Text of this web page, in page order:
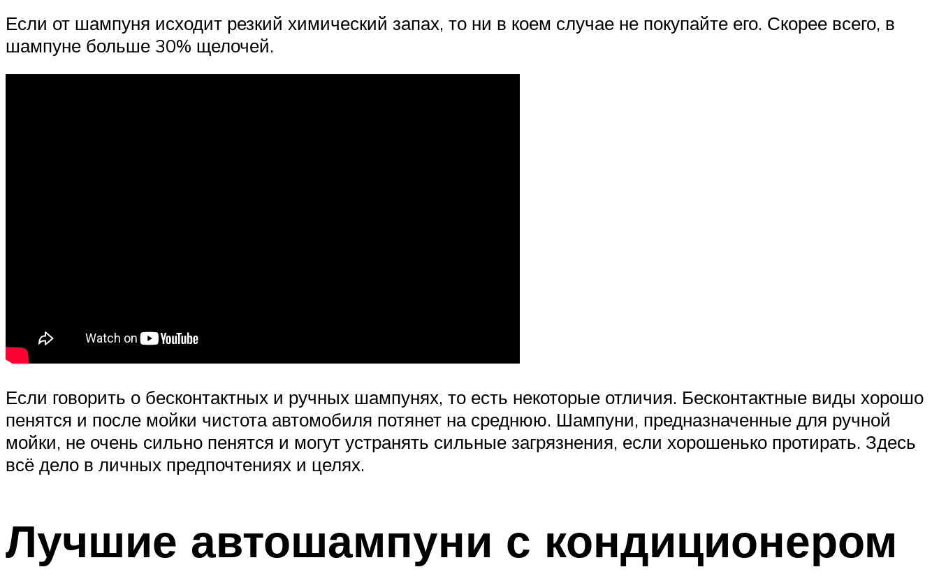
Если от шампуня исходит резкий химический запах, то ни в коем случае не покупайте его. Скорее всего, в
шампуне больше 30% щелочей.
Если говорить о бесконтактных и ручных шампунях, то есть некоторые отличия. Бесконтактные виды хорошо
пенятся и после мойки чистота автомобиля потянет на среднюю. Шампуни, предназначенные для ручной
мойки, не очень сильно пенятся и могут устранять сильные загрязнения, если хорошенько протирать. Здесь
всё дело в личных предпочтениях и целях.
Лучшие автошампуни с кондиционером